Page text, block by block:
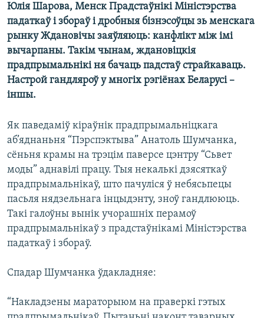
пошукуБЕЛАРУСЫ НА ВАЙНЕ
ПАЛІТВЯЗЬНІ
КУЛЬТУРА
КАЛЯНДАР
АЎДЫЁКНІГІ
PREMIUM
МОВА
НА ХВАЛЯХ СВАБОДЫ
TWITTER
Усе сайты РС/РСЭ
Юлія Шарова, Менск Прадстаўнікі Міністэрства
падаткаў і збораў і дробныя бізнэсоўцы зь менскага
рынку Ждановічы заяўляюць: канфлікт між імі
вычарпаны. Такім чынам, ждановіцкія
прадпрымальнікі ня бачаць падстаў страйкаваць.
Настрой гандляроў у многіх рэгіёнах Беларусі –
іншы.
Як паведаміў кіраўнік прадпрымальніцкага
аб’яднаньня “Пэрспэктыва” Анатоль Шумчанка,
сёньня крамы на трэцім паверсе цэнтру “Сьвет
моды” аднавілі працу. Тыя некалькі дзясяткаў
прадпрымальнікаў, што пачуліся ў небясьпецы
пасьля нядзельнага інцыдэнту, зноў гандлююць.
Такі галоўны вынік учорашніх перамоў
прадпрымальнікаў з прадстаўнікамі Міністэрства
падаткаў і збораў.
Спадар Шумчанка ўдакладняе:
“Накладзены мараторыюм на праверкі гэтых